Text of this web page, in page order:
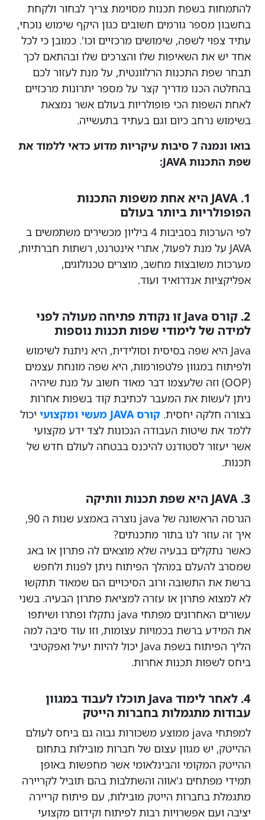
להתמחות בשפת תכנות מסוימת צריך לבחור ולקחת
בחשבון מספר גורמים חשובים כגון היקף שימוש נוכחי,
עתיד צפוי לשפה, שימושים מרכזיים וכו'. כמובן כי לכל
אחד יש את השאיפות שלו והצרכים שלו ובהתאם לכך
תבחר שפת התכנות הרלוונטית, על מנת לעזור לכם
בהחלטה הכנו מדריך קצר על מספר יתרונות מרכזיים
לאחת השפות הכי פופולריות בעולם אשר נמצאת
בשימוש נרחב כיום וגם בעתיד בתעשייה.
בואו ונמנה 7 סיבות עיקריות מדוע כדאי ללמוד את
שפת התכנות JAVA:
1. JAVA היא אחת משפות התכנות
הפופולריות ביותר בעולם
לפי הערכות בסביבות 4 ביליון מכשירים משתמשים ב
JAVA על מנת לפעול, אתרי אינטרנט, רשתות חברתיות,
מערכות משובצות מחשב, מוצרים טכנולוגים,
אפליקציות אנדרואיד ועוד.
2. קורס Java זו נקודת פתיחה מעולה לפני
למידה של לימודי שפות תכנות נוספות
Java היא שפה בסיסית וסולידית, היא ניתנת לשימוש
ולפיתוח במגוון פלטפורמות, היא שפה מונחת עצמים
(OOP) וזה שלעצמו דבר מאוד חשוב על מנת שיהיה
ניתן לעשות את המעבר לכתיבת קוד בשפות אחרות
בצורה חלקה יחסית. קורס JAVA מעשי ומקצועי
יכול
ללמד את שיטות העבודה הנכונות לצד ידע מקצועי
אשר יעזור לסטודנט להיכנס בבטחה לעולם חדש של
תכנות.
3. JAVA היא שפת תכנות וותיקה
הגרסה הראשונה של java נוצרה באמצע שנות ה 90,
איך זה עוזר לנו בתור מתכנתים?
כאשר נתקלים בבעיה שלא מוצאים לה פתרון או באג
שמסרב להעלם במהלך הפיתוח ניתן לפנות ולחפש
ברשת את התשובה ורוב הסיכויים הם שמאוד תתקשו
לא למצוא פתרון או עזרה למציאת פתרון הבעיה. בשני
עשורים האחרונים מפתחי java נתקלו ופתרו ושיתפו
את המידע ברשת בכמויות עצומות, וזו עוד סיבה למה
הליך הפיתוח בשפת Java יכול להיות יעיל ואפקטיבי
ביחס לשפות תכנות אחרות.
4. לאחר לימוד Java תוכלו לעבוד במגוון
עבודות מתגמלות בחברות הייטק
למפתחי java ממוצע משכורות גבוה גם ביחס לעולם
ההייטק, יש מגוון עצום של חברות מובילות בתחום
ההייטק המקומי והבינלאומי אשר מחפשות באופן
תמידי מפתחים ג'אווה והשתלבות בהם תוביל לקריירה
מתגמלת בחברות הייטק מובילות, עם פיתוח קריירה
יציבה ועם אפשרויות רבות לפיתוח וקידום מקצועי